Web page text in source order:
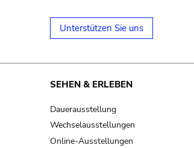
Unterstützen Sie uns
SEHEN & ERLEBEN
Dauerausstellung
Wechselausstellungen
Online-Ausstellungen